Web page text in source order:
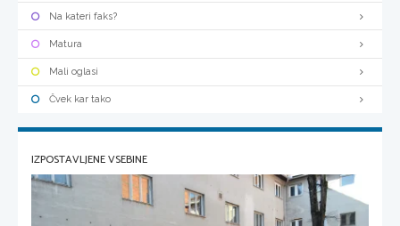
Na kateri faks?
Matura
Mali oglasi
Čvek kar tako
IZPOSTAVLJENE VSEBINE